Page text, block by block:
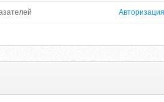
Авторизация